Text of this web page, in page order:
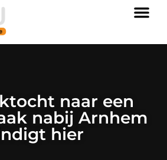
naar een
nabij Arnhem
hier